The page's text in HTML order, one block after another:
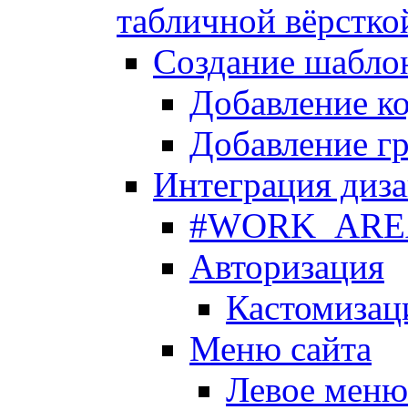
табличной
Создание
Добавление
Добавление
Интеграция
Авторизация
Меню сайта
Левое меню